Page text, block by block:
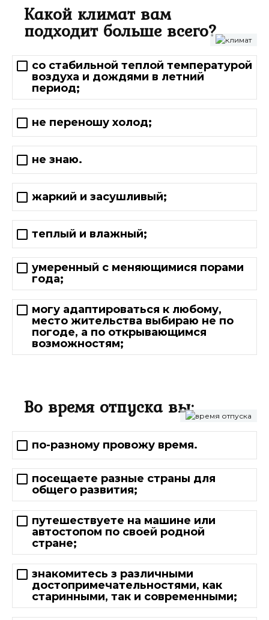
Какой климат вам
подходит больше всего?
со стабильной теплой температурой
воздуха и дождями в летний
период;
не переношу холод;
не знаю.
жаркий и засушливый;
теплый и влажный;
умеренный с меняющимися порами
года;
могу адаптироваться к любому,
место жительства выбираю не по
погоде, а по открывающимся
возможностям;
Во время отпуска вы:
по-разному провожу время.
посещаете разные страны для
общего развития;
путешествуете на машине или
автостопом по своей родной
стране;
знакомитесь з различными
достопримечательностями, как
старинными, так и современными;